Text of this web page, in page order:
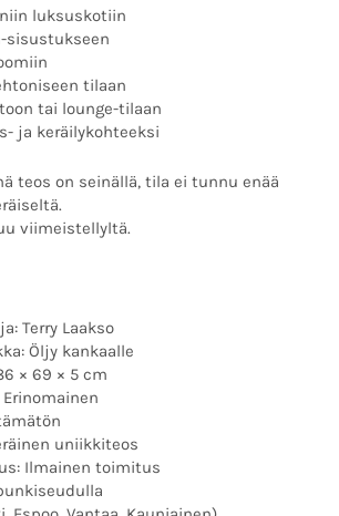
luksuskotiin
sisustukseen
tilaan
tai lounge-tilaan
ja keräilykohteeksi
teos on seinällä, tila ei tunnu enää
viimeistellyltä.
Terry Laakso
Öljy kankaalle
× 69 × 5 cm
uniikkiteos
Ilmainen toimitus